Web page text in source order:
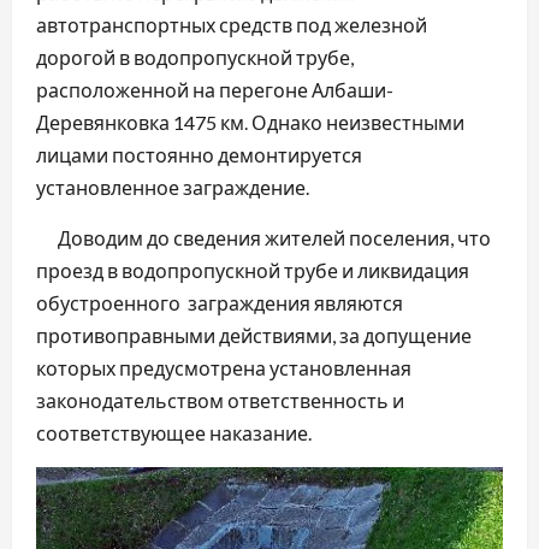
автотранспортных средств под железной
дорогой в водопропускной трубе,
расположенной на перегоне Албаши-
Деревянковка 1475 км. Однако неизвестными
лицами постоянно демонтируется
установленное заграждение.
Доводим до сведения жителей поселения, что
проезд в водопропускной трубе и ликвидация
обустроенного заграждения являются
противоправными действиями, за допущение
которых предусмотрена установленная
законодательством ответственность и
соответствующее наказание.